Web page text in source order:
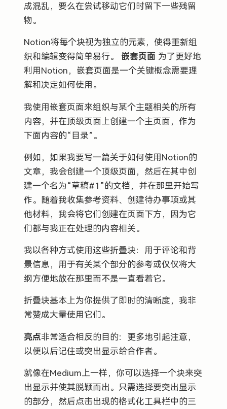
成混乱，要么在尝试移动它们时留下一些残留
物。
Notion将每个块视为独立的元素，使得重新组
织和编辑变得简单易行。 嵌套页面 为了更好地
利用Notion，嵌套页面是一个关键概念需要理
解和决定如何使用。
我使用嵌套页面来组织与某个主题相关的所有
内容，并在顶级页面上创建一个主页面，作为
下面内容的“目录”。
例如，如果我要写一篇关于如何使用Notion的
文章，我会创建一个顶级页面，然后在其中创
建一个名为“草稿#1”的文档，并在那里开始写
作。随着我收集参考资料、创建待办事项或其
他材料，我会将它们创建在页面下方，因为它
们都与我正在处理的内容相关。
我以各种方式使用这些折叠块：用于评论和背
景信息，用于有关某个部分的参考或仅仅将大
纲方便地放在那里而不是一直看着它。
折叠块基本上为你提供了即时的清晰度，我非
常赞成大量使用它们。
亮点非常适合相反的目的：更多地引起注意，
以便以后记住或突出显示给合作者。
就像在Medium上一样，你可以选择一个块来突
出显示并使其脱颖而出。只需选择要突出显示
的部分，然后点击出现的格式化工具栏中的三